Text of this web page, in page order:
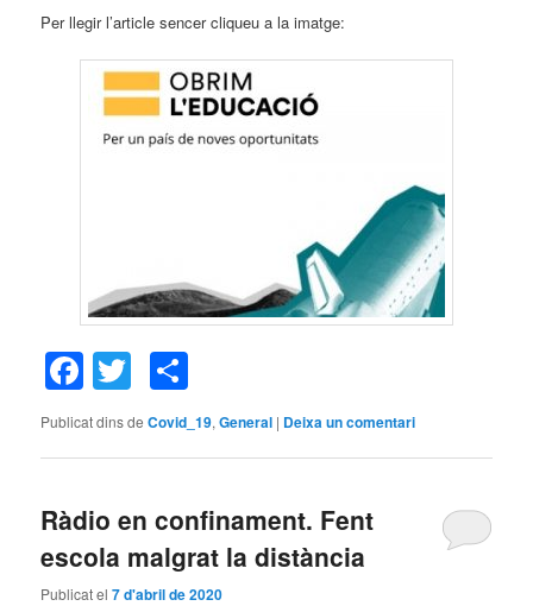
Per llegir l’article sencer cliqueu a la imatge:
Facebook
Twitter
Publicat dins de Covid_19,General | Deixa un comentari
Ràdio en confinament. Fent
escola malgrat la distància
Publicat el7 d'abril de 2020